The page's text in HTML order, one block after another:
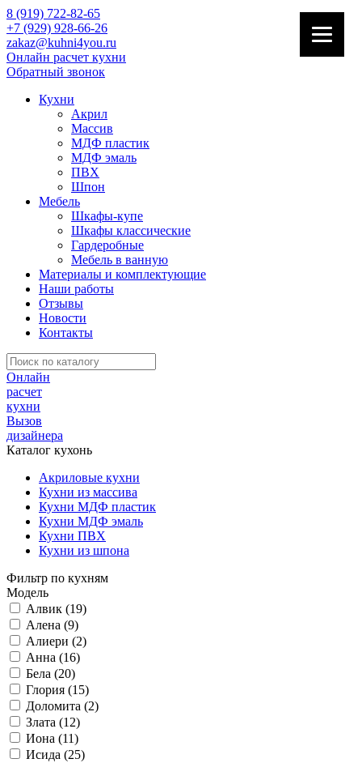
8 (919) 722-82-65
+7 (929) 928-66-26
zakaz@kuhni4you.ru
Онлайн расчет кухни
Обратный звонок
Кухни
Акрил
Массив
МДФ пластик
МДФ эмаль
ПВХ
Шпон
Мебель
Шкафы-купе
Шкафы классические
Гардеробные
Мебель в ванную
Материалы и комплектующие
Наши работы
Отзывы
Новости
Контакты
Онлайн
расчет
кухни
Вызов
дизайнера
Каталог кухонь
Акриловые кухни
Кухни из массива
Кухни МДФ пластик
Кухни МДФ эмаль
Кухни ПВХ
Кухни из шпона
Фильтр по кухням
Модель
Алвик (19)
Алена (9)
Алиери (2)
Анна (16)
Бела (20)
Глория (15)
Доломита (2)
Злата (12)
Иона (11)
Исида (25)